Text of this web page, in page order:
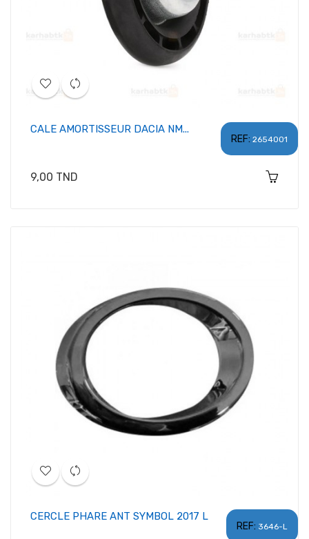
REF: 2654001
CALE AMORTISSEUR DACIA NM...
Prix
9,00 TND
REF: 3646-L
CERCLE PHARE ANT SYMBOL 2017 L